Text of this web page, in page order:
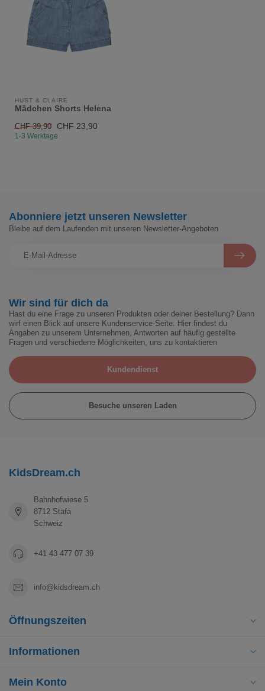
HUST & CLAIRE
Mädchen Shorts Helena
CHF 39,90 CHF 23,90
1-3 Werktage
Wir sind für dich da
Hast du eine Frage zu unseren Produkten oder deiner Bestellung? Dann
wirf einen Blick auf unsere Kundenservice-Seite. Hier findest du
Angaben zu unserem Unternehmen, Antworten auf häufig gestellte
Fragen und verschiedene Möglichkeiten, uns zu kontaktieren
Kundendienst
Besuche unseren Laden
Abonniere jetzt unseren Newsletter
Bleibe auf dem Laufenden mit unseren Newsletter-Angeboten
KidsDream.ch
Bahnhofwiese 5
8712 Stäfa
Schweiz
+41 43 477 07 39
info@kidsdream.ch
Öffnungszeiten
Informationen
Mein Konto